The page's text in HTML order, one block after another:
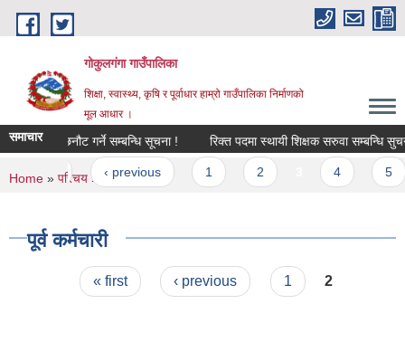
Skip to main content
गोकुलगंगा गाउँपालिका
शिक्षा, स्वास्थ्य, कृषि र पूर्वाधार हाम्रो गाउँपालिका निर्माणको
मूल आधार ।
समाचार
परिक्षक छनौट गर्ने सम्बन्धि सूचना ! रिक्त पदमा स्थायी शिक्षक सरुवा सम्बन्धि सुचना
‹ previous
You are here
Home » परिचय » पूर्व कर्मचारी
पूर्व कर्मचारी
Pages« first ‹ previous 1 2